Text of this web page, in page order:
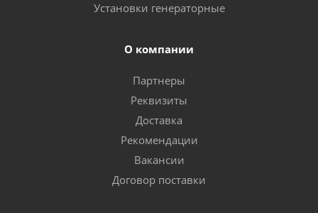
Установки генераторные
О компании
Партнеры
Реквизиты
Доставка
Рекомендации
Вакансии
Договор поставки